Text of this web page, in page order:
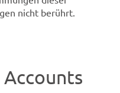
nicht berührt.